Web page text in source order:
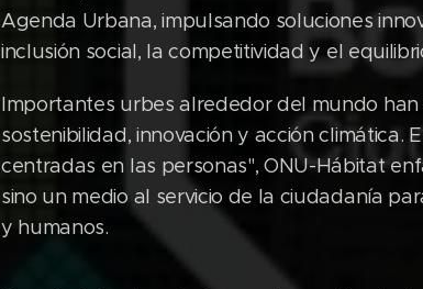
Agenda Urbana, impulsando soluciones
inclusión social, la competitividad y el
Importantes urbes alrededor del mundo
sostenibilidad, innovación y acción climática.
centradas en las personas", ONU-Hábitat
sino un medio al servicio de la ciudadanía
y humanos.